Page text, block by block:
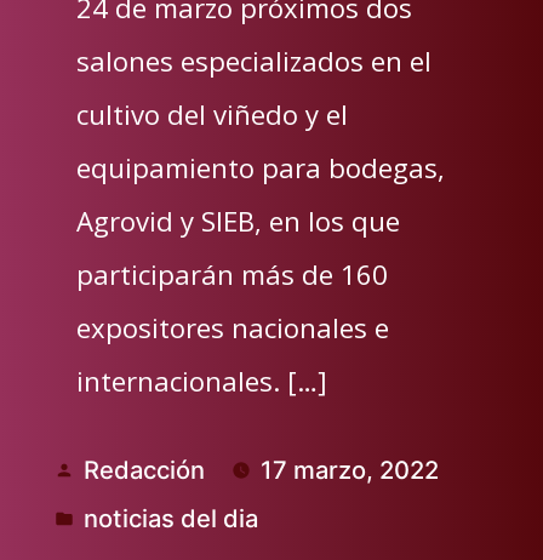
salones especializados en el
cultivo del viñedo y el
equipamiento para bodegas,
Agrovid y SIEB, en los que
participarán más de 160
expositores nacionales e
internacionales. […]
Publicado
por
Redacción 17 marzo, 2022
Publicado
noticias del dia